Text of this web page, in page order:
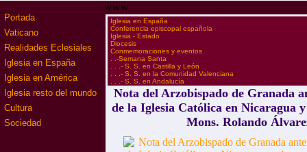
Portada
Vaticano
Realidades Eclesiales
Iglesia en España
Iglesia en América
Iglesia resto del mundo
Cultura
Sociedad
www
·Iglesia en España
·Conferencia episcopal española
·Iglesia - Estado
·Diocesis
·Conmemoraciones y eventos
· . .-Semana Santa
· . . .- S. S. en Castilla y León
· . . .- S. S. en la Comunidad Valenciana
· . . .- S. S. en Andalucía
Nota del Arzobispado de Granada
de la Iglesia Católica en Nicaragua
Mons. Rolando